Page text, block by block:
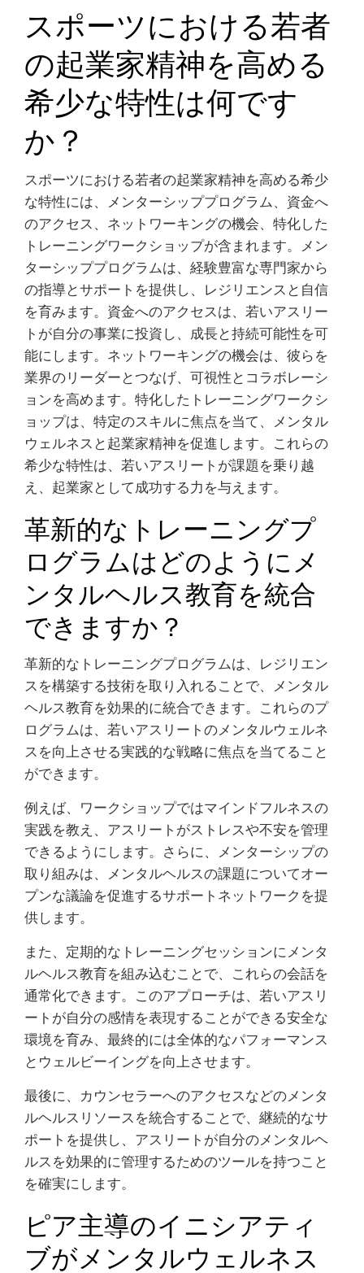
スポーツにおける若者
の起業家精神を高める
希少な特性は何です
か？
スポーツにおける若者の起業家精神を高める希少
な特性には、メンターシッププログラム、資金へ
のアクセス、ネットワーキングの機会、特化した
トレーニングワークショップが含まれます。メン
ターシッププログラムは、経験豊富な専門家から
の指導とサポートを提供し、レジリエンスと自信
を育みます。資金へのアクセスは、若いアスリー
トが自分の事業に投資し、成長と持続可能性を可
能にします。ネットワーキングの機会は、彼らを
業界のリーダーとつなげ、可視性とコラボレーシ
ョンを高めます。特化したトレーニングワークシ
ョップは、特定のスキルに焦点を当て、メンタル
ウェルネスと起業家精神を促進します。これらの
希少な特性は、若いアスリートが課題を乗り越
え、起業家として成功する力を与えます。
革新的なトレーニングプ
ログラムはどのようにメ
ンタルヘルス教育を統合
できますか？
革新的なトレーニングプログラムは、レジリエン
スを構築する技術を取り入れることで、メンタル
ヘルス教育を効果的に統合できます。これらのプ
ログラムは、若いアスリートのメンタルウェルネ
スを向上させる実践的な戦略に焦点を当てること
ができます。
例えば、ワークショップではマインドフルネスの
実践を教え、アスリートがストレスや不安を管理
できるようにします。さらに、メンターシップの
取り組みは、メンタルヘルスの課題についてオー
プンな議論を促進するサポートネットワークを提
供します。
また、定期的なトレーニングセッションにメンタ
ルヘルス教育を組み込むことで、これらの会話を
通常化できます。このアプローチは、若いアスリ
ートが自分の感情を表現することができる安全な
環境を育み、最終的には全体的なパフォーマンス
とウェルビーイングを向上させます。
最後に、カウンセラーへのアクセスなどのメンタ
ルヘルスリソースを統合することで、継続的なサ
ポートを提供し、アスリートが自分のメンタルヘ
ルスを効果的に管理するためのツールを持つこと
を確実にします。
ピア主導のイニシアティ
ブがメンタルウェルネス